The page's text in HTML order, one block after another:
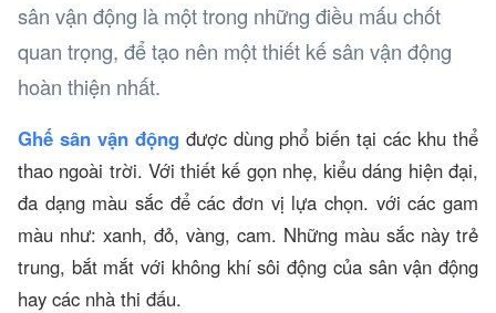
sân vận động là một trong những điều mấu chốt
quan trọng, để tạo nên một thiết kế sân vận động
hoàn thiện nhất.
Ghế sân vận động được dùng phổ biến tại các khu thể
thao ngoài trời. Với thiết kế gọn nhẹ, kiểu dáng hiện đại,
đa dạng màu sắc để các đơn vị lựa chọn. với các gam
màu như: xanh, đỏ, vàng, cam. Những màu sắc này trẻ
trung, bắt mắt với không khí sôi động của sân vận động
hay các nhà thi đấu.